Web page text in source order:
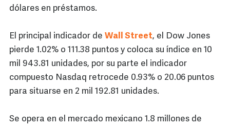
dólares en préstamos.
El principal indicador de Wall Street, el Dow Jones
pierde 1.02% o 111.38 puntos y coloca su índice en 10
mil 943.81 unidades, por su parte el indicador
compuesto Nasdaq retrocede 0.93% o 20.06 puntos
para situarse en 2 mil 192.81 unidades.
Se opera en el mercado mexicano 1.8 millones de